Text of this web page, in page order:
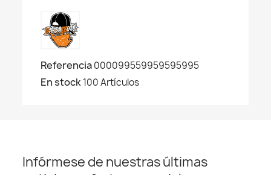
Referencia000099559959595995
En stock100 Artículos
Infórmese de nuestras últimas